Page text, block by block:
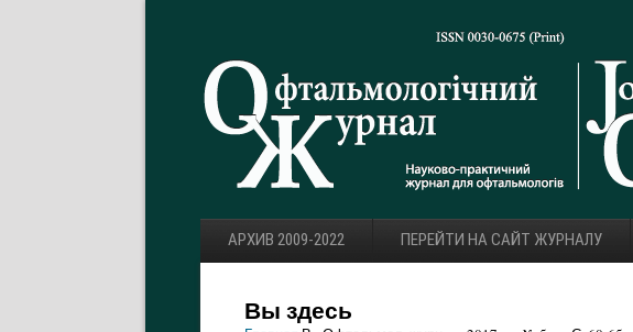
АРХИВ 2009-2022 ПЕРЕЙТИ НА САЙТ ЖУРНАЛУ
Вы здесь